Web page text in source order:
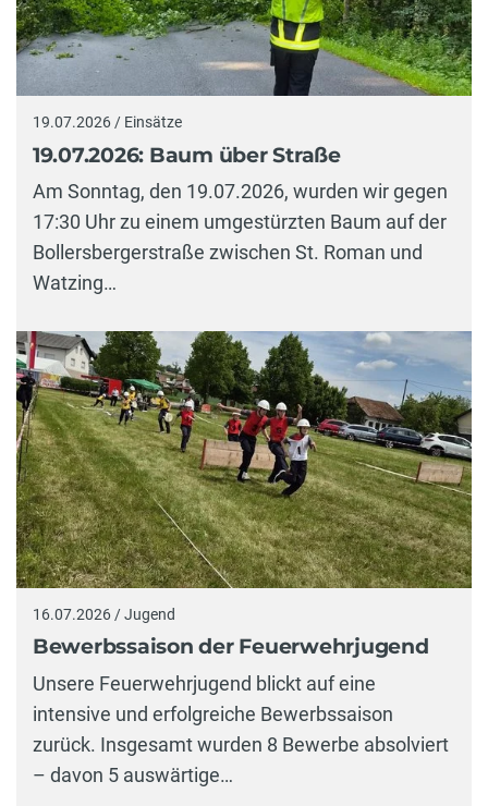
19.07.2026 / Einsätze
19.07.2026: Baum über Straße
Am Sonntag, den 19.07.2026, wurden wir gegen
17:30 Uhr zu einem umgestürzten Baum auf der
Bollersbergerstraße zwischen St. Roman und
Watzing…
16.07.2026 / Jugend
Bewerbssaison der Feuerwehrjugend
Unsere Feuerwehrjugend blickt auf eine
intensive und erfolgreiche Bewerbssaison
zurück. Insgesamt wurden 8 Bewerbe absolviert
– davon 5 auswärtige…